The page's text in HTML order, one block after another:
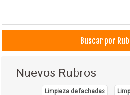
Buscar por
Nuevos Rubros
Limpieza de fachadas